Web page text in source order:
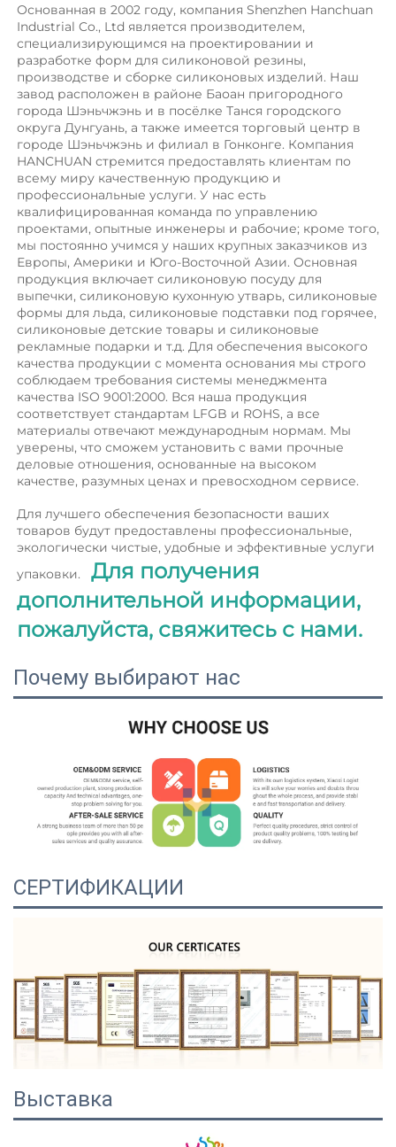
Основанная в 2002 году, компания Shenzhen Hanchuan
Industrial Co., Ltd является производителем,
специализирующимся на проектировании и
разработке форм для силиконовой резины,
производстве и сборке силиконовых изделий. Наш
завод расположен в районе Баоан пригородного
города Шэньчжэнь и в посёлке Танся городского
округа Дунгуань, а также имеется торговый центр в
городе Шэньчжэнь и филиал в Гонконге. Компания
HANCHUAN стремится предоставлять клиентам по
всему миру качественную продукцию и
профессиональные услуги. У нас есть
квалифицированная команда по управлению
проектами, опытные инженеры и рабочие; кроме того,
мы постоянно учимся у наших крупных заказчиков из
Европы, Америки и Юго-Восточной Азии. Основная
продукция включает силиконовую посуду для
выпечки, силиконовую кухонную утварь, силиконовые
формы для льда, силиконовые подставки под горячее,
силиконовые детские товары и силиконовые
рекламные подарки и т.д. Для обеспечения высокого
качества продукции с момента основания мы строго
соблюдаем требования системы менеджмента
качества ISO 9001:2000. Вся наша продукция
соответствует стандартам LFGB и ROHS, а все
материалы отвечают международным нормам. Мы
уверены, что сможем установить с вами прочные
деловые отношения, основанные на высоком
качестве, разумных ценах и превосходном сервисе.
Для лучшего обеспечения безопасности ваших
товаров будут предоставлены профессиональные,
экологически чистые, удобные и эффективные услуги
упаковки. Для получения
дополнительной информации,
пожалуйста, свяжитесь с нами.
Почему выбирают нас
СЕРТИФИКАЦИИ
Выставка